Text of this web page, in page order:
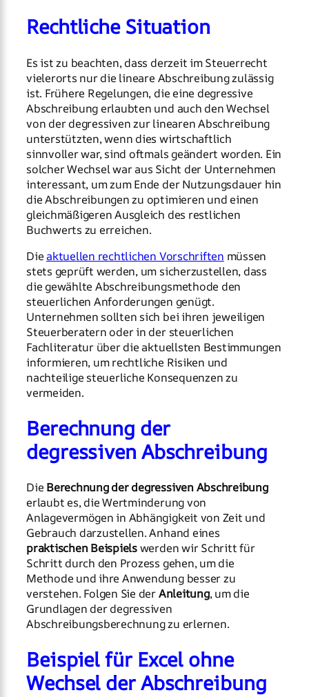
Rechtliche Situation
Es ist zu beachten, dass derzeit im Steuerrecht
vielerorts nur die lineare Abschreibung zulässig
ist. Frühere Regelungen, die eine degressive
Abschreibung erlaubten und auch den Wechsel
von der degressiven zur linearen Abschreibung
unterstützten, wenn dies wirtschaftlich
sinnvoller war, sind oftmals geändert worden. Ein
solcher Wechsel war aus Sicht der Unternehmen
interessant, um zum Ende der Nutzungsdauer hin
die Abschreibungen zu optimieren und einen
gleichmäßigeren Ausgleich des restlichen
Buchwerts zu erreichen.
Dieaktuellen rechtlichen Vorschriften müssen
stets geprüft werden, um sicherzustellen, dass
die gewählte Abschreibungsmethode den
steuerlichen Anforderungen genügt.
Unternehmen sollten sich bei ihren jeweiligen
Steuerberatern oder in der steuerlichen
Fachliteratur über die aktuellsten Bestimmungen
informieren, um rechtliche Risiken und
nachteilige steuerliche Konsequenzen zu
vermeiden.
Berechnung der
degressiven Abschreibung
Die Berechnung der degressiven Abschreibung
erlaubt es, die Wertminderung von
Anlagevermögen in Abhängigkeit von Zeit und
Gebrauch darzustellen. Anhand eines
praktischen Beispielswerden wir Schritt für
Schritt durch den Prozess gehen, um die
Methode und ihre Anwendung besser zu
verstehen. Folgen Sie derAnleitung, um die
Grundlagen der degressiven
Abschreibungsberechnung zu erlernen.
Beispiel für Excel ohne
Wechsel der Abschreibung